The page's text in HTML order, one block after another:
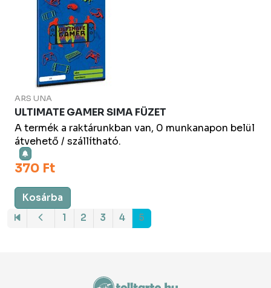
ARS UNA
ULTIMATE GAMER SIMA FÜZET
A termék a raktárunkban van, 0 munkanapon belül
átvehető / szállítható.
370 Ft
Kosárba
1
2 3 4 5